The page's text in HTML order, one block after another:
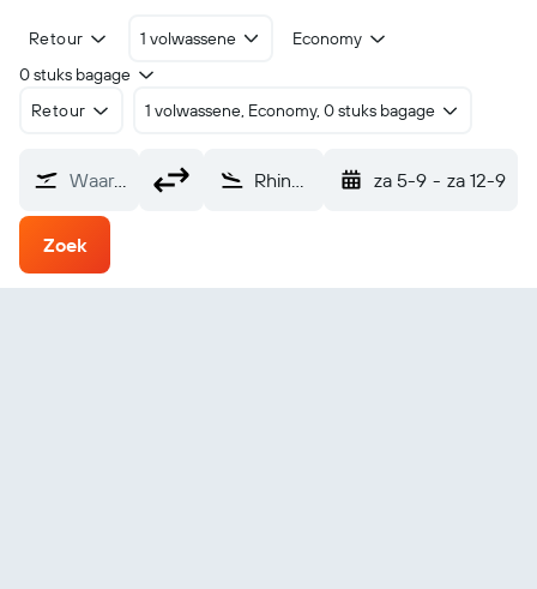
Retour 1 volwassene
Economy
0 stuks bagage
Retour
1 volwassene, Economy, 0 stuks bagage
Waarvandaan? Rhinelander (RHI) za 5-9 - za 12-9
Zoek